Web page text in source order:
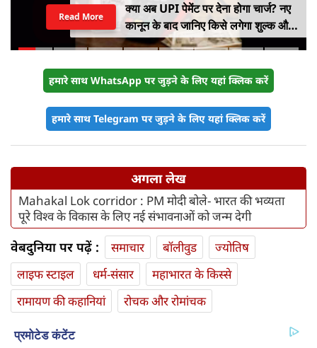
क्या अब UPI पेमेंट पर देना होगा चार्ज? नए
कानून के बाद जानिए किसे लगेगा शुल्क और
किसे नहीं
Read More
हमारे साथ WhatsApp पर जुड़ने के लिए यहां क्लिक करें
हमारे साथ Telegram पर जुड़ने के लिए यहां क्लिक करें
अगला लेख
Mahakal Lok corridor : PM मोदी बोले- भारत की भव्यता
पूरे विश्व के विकास के लिए नई संभावनाओं को जन्म देगी
वेबदुनिया पर पढ़ें : समाचार बॉलीवुड
ज्योतिष
लाइफ स्‍टाइल
धर्म-संसार
महाभारत के किस्से
रामायण की कहानियां
रोचक और रोमांचक